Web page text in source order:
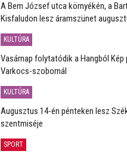
A Bem József utca környékén, a
Kisfaludon lesz áramszünet
KULTÚRA
Vasárnap folytatódik a Hangból
Varkocs-szobornál
KULTÚRA
Augusztus 14-én pénteken lesz
szentmiséje
SPORT